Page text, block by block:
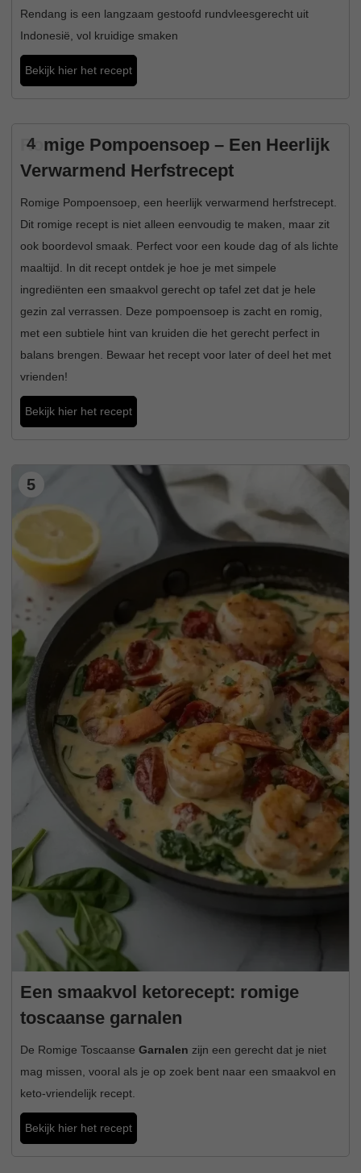
Rendang is een langzaam gestoofd rundvleesgerecht uit
Indonesië, vol kruidige smaken
Bekijk hier het recept
4
Romige Pompoensoep – Een Heerlijk
Verwarmend Herfstrecept
Romige Pompoensoep, een heerlijk verwarmend herfstrecept.
Dit romige recept is niet alleen eenvoudig te maken, maar zit
ook boordevol smaak. Perfect voor een koude dag of als lichte
maaltijd. In dit recept ontdek je hoe je met simpele
ingrediënten een smaakvol gerecht op tafel zet dat je hele
gezin zal verrassen. Deze pompoensoep is zacht en romig,
met een subtiele hint van kruiden die het gerecht perfect in
balans brengen. Bewaar het recept voor later of deel het met
vrienden!
Bekijk hier het recept
5
Een smaakvol ketorecept: romige
toscaanse garnalen
De Romige Toscaanse Garnalen zijn een gerecht dat je niet
mag missen, vooral als je op zoek bent naar een smaakvol en
keto-vriendelijk recept.
Bekijk hier het recept